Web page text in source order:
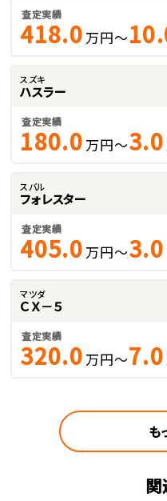
査定実績
418.0 万円～
スズキ
ハスラー
査定実績
180.0 万円～3.0
スバル
フォレスター
査定実績
405.0 万円～3.0
マツダ
ＣＸ－５
査定実績
320.0 万円～7.0
も
関